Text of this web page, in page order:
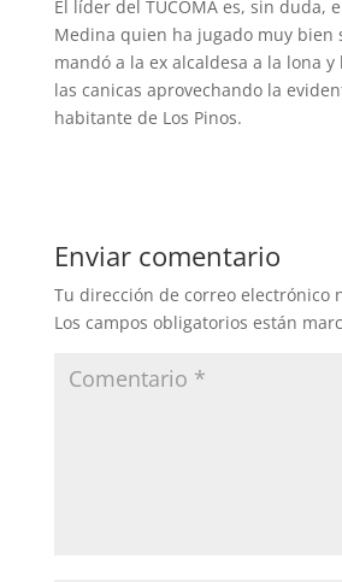
El líder del TUCOMA es, sin duda,
Medina quien ha jugado muy bien
mandó a la ex alcaldesa a la lona
las canicas aprovechando la
habitante de Los Pinos.
Enviar comentario
Tu dirección de correo electrónico
Los campos obligatorios están